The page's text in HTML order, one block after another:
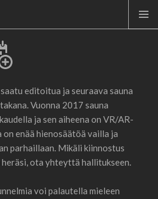
editoitua ja seuraava sauna
Vuonna 2017 sauna
ja sen aiheena on VR/AR-
enää hienosäätöä vailla ja
parhaillaan. Mikäli kiinnostus
ota yhteyttä hallitukseen.
voi palautella mieleen